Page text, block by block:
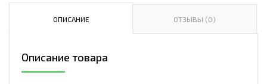
ММ35
для
ОПИСАНИЕ ОТЗЫВЫ (0)
Описание товара